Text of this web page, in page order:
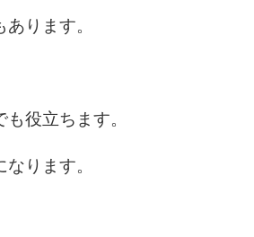
ります。
役立ちます。
ります。